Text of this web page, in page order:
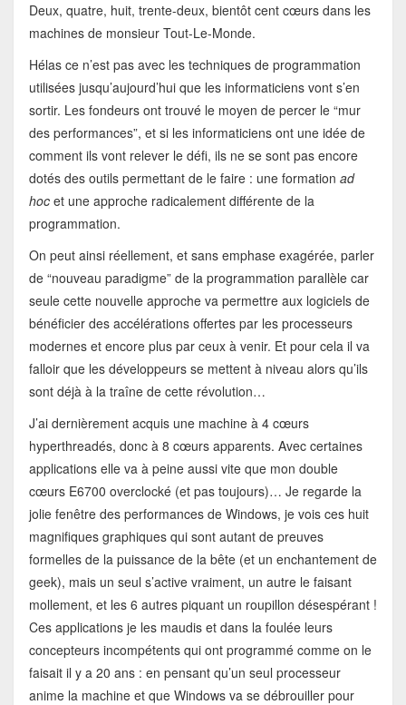
Deux, quatre, huit, trente-deux, bientôt cent cœurs dans les
machines de monsieur Tout-Le-Monde.
Hélas ce n’est pas avec les techniques de programmation
utilisées jusqu’aujourd’hui que les informaticiens vont s’en
sortir. Les fondeurs ont trouvé le moyen de percer le “mur
des performances”, et si les informaticiens ont une idée de
comment ils vont relever le défi, ils ne se sont pas encore
dotés des outils permettant de le faire : une formation ad
hocet une approche radicalement différente de la
programmation.
On peut ainsi réellement, et sans emphase exagérée, parler
de “nouveau paradigme” de la programmation parallèle car
seule cette nouvelle approche va permettre aux logiciels de
bénéficier des accélérations offertes par les processeurs
modernes et encore plus par ceux à venir. Et pour cela il va
falloir que les développeurs se mettent à niveau alors qu’ils
sont déjà à la traîne de cette révolution…
J’ai dernièrement acquis une machine à 4 cœurs
hyperthreadés, donc à 8 cœurs apparents. Avec certaines
applications elle va à peine aussi vite que mon double
cœurs E6700 overclocké (et pas toujours)… Je regarde la
jolie fenêtre des performances de Windows, je vois ces huit
magnifiques graphiques qui sont autant de preuves
formelles de la puissance de la bête (et un enchantement de
geek), mais un seul s’active vraiment, un autre le faisant
mollement, et les 6 autres piquant un roupillon désespérant !
Ces applications je les maudis et dans la foulée leurs
concepteurs incompétents qui ont programmé comme on le
faisait il y a 20 ans : en pensant qu’un seul processeur
anime la machine et que Windows va se débrouiller pour